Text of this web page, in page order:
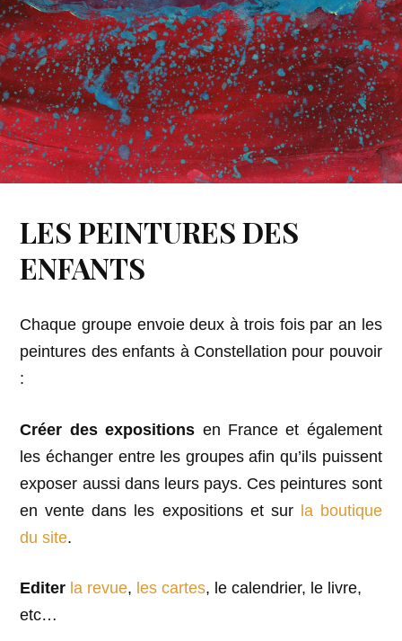
LES PEINTURES DES
ENFANTS
Chaque groupe envoie deux à trois fois par an les
peintures des enfants à Constellation pour pouvoir
:
Créer des expositions en France et également
les échanger entre les groupes afin qu’ils puissent
exposer aussi dans leurs pays. Ces peintures sont
en vente dans les expositions et sur la boutique
du site.
Editer la revue, les cartes, le calendrier, le livre,
etc…